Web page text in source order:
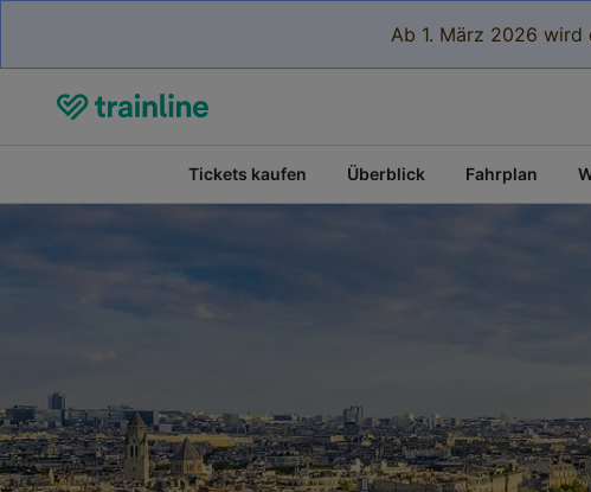
Ab 1. März 2026 wird
Tickets kaufen Überblick Fahrplan